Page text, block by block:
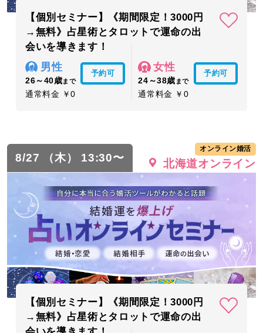
【個別セミナー】《期間限定！3000円
→無料》占星術とタロットで運命の出
会いを導きます！
男性
26～40歳まで
予約可
通常料金 ￥0
女性
24～38歳 まで
予約可
通常料金 ￥0
8/27 （木） 13:30〜
オンライン婚活
北海道オンライン
【個別セミナー】《期間限定！3000円
→無料》占星術とタロットで運命の出